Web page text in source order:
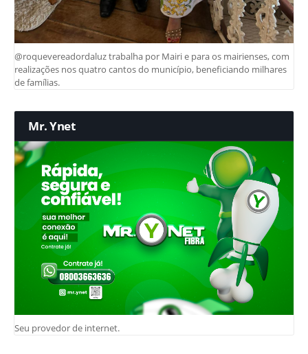
@roquevereadordaluz trabalha por Mairi e para os mairienses, com
realizações nos quatro cantos do município, beneficiando milhares
de famílias.
Mr. Ynet
Seu provedor de internet.